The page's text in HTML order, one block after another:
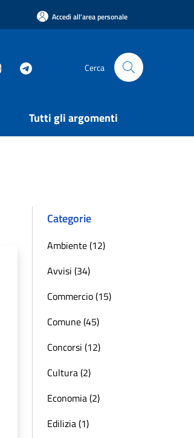
Accedi all'area personale
Cerca
Tutti gli argomenti
Categorie
Ambiente (12)
Avvisi (34)
Commercio (15)
Comune (45)
Concorsi (12)
Cultura (2)
Economia (2)
Edilizia (1)